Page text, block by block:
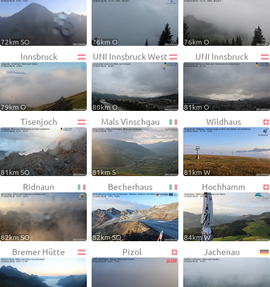
72km SO 76km O 76km O
Innsbruck
79km O
UNI Innsbruck West
80km O
UNI Innsbruck
81km O
Tisenjoch
81km SO
Mals Vinschgau
81km S
Wildhaus
81km W
Ridnaun
82km SO
Becherhaus
82km SO
Hochhamm
84km W
Bremer Hütte Pizol Jachenau